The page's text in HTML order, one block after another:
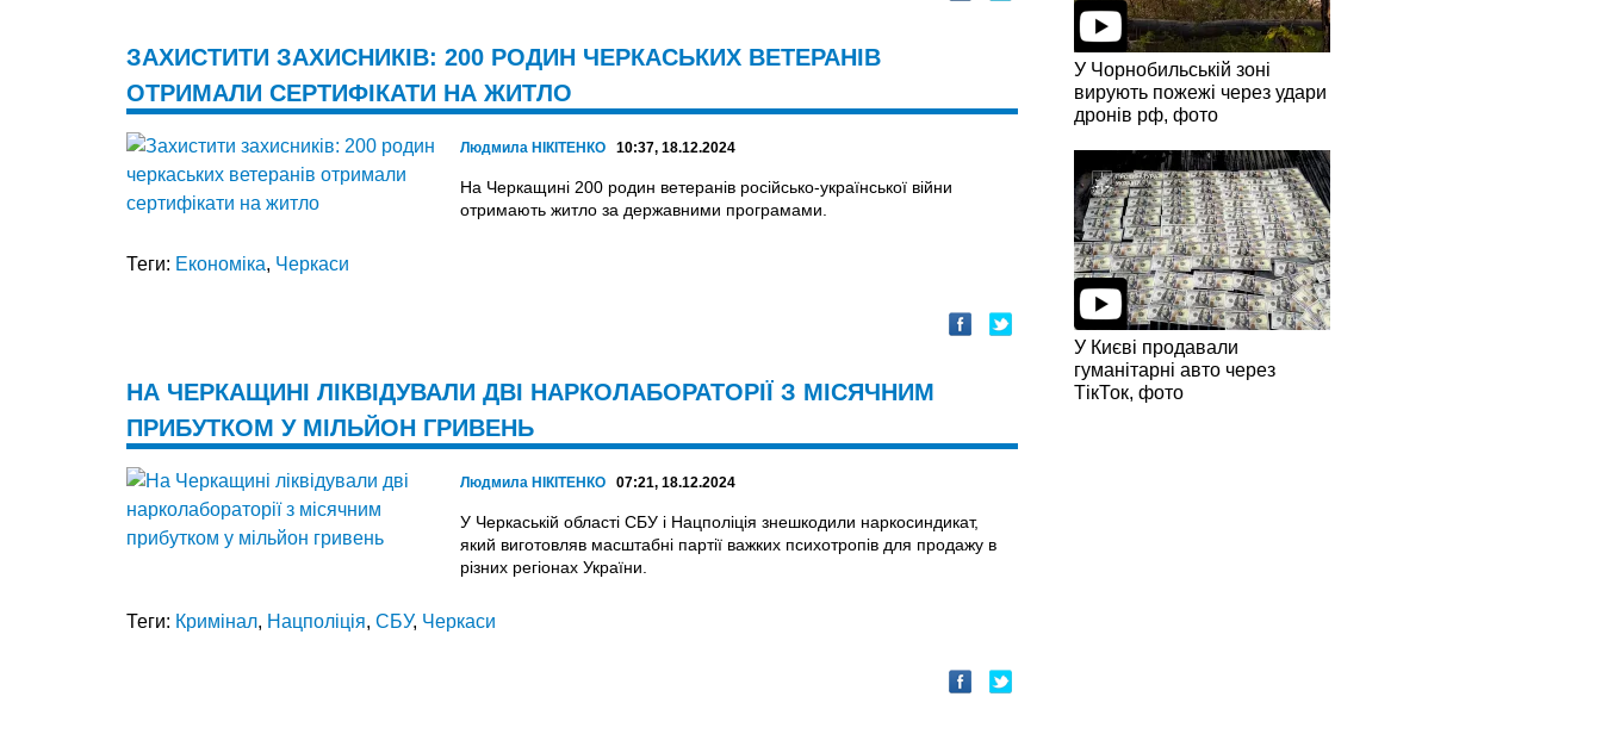
ЗАХИСТИТИ ЗАХИСНИКІВ: 200 РОДИН ЧЕРКАСЬКИХ ВЕТЕРАНІВ
ОТРИМАЛИ СЕРТИФІКАТИ НА ЖИТЛО
Людмила НІКІТЕНКО 10:37, 18.12.2024
На Черкащині 200 родин ветеранів російсько-української війни
отримають житло за державними програмами.
Теги: Економіка, Черкаси
НА ЧЕРКАЩИНІ ЛІКВІДУВАЛИ ДВІ НАРКОЛАБОРАТОРІЇ З МІСЯЧНИМ
ПРИБУТКОМ У МІЛЬЙОН ГРИВЕНЬ
Людмила НІКІТЕНКО 07:21, 18.12.2024
У Черкаській області СБУ і Нацполіція знешкодили наркосиндикат,
який виготовляв масштабні партії важких психотропів для продажу в
різних регіонах України.
Теги: Кримінал, Нацполіція, СБУ, Черкаси
У Чорнобильській зоні
вирують пожежі через удари
дронів рф, фото
У Києві продавали
гуманітарні авто через
ТікТок, фото